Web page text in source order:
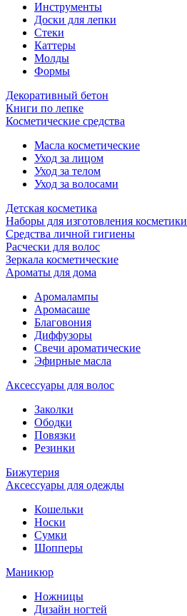
Инструменты
Доски для лепки
Стеки
Каттеры
Молды
Формы
Декоративный бетон
Книги по лепке
Косметические средства
Масла косметические
Уход за лицом
Уход за телом
Уход за волосами
Детская косметика
Наборы для изготовления косметики
Средства личной гигиены
Расчески для волос
Зеркала косметические
Ароматы для дома
Аромалампы
Аромасаше
Благовония
Диффузоры
Свечи ароматические
Эфирные масла
Аксессуары для волос
Заколки
Ободки
Повязки
Резинки
Бижутерия
Аксессуары для одежды
Кошельки
Носки
Сумки
Шопперы
Маникюр
Ножницы
Дизайн ногтей